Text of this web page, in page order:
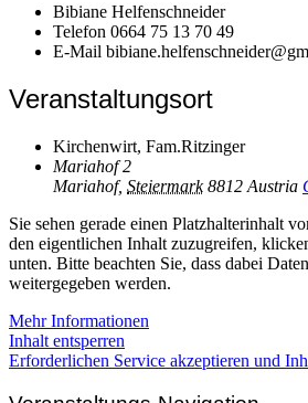
Bibiane Helfenschneider
Telefon 0664 75 13 70 49
E-Mail
Veranstaltungsort
Kirchenwirt, Fam.Ritzinger
Mariahof 2
Mariahof, Steiermark 8812 Austria
Sie sehen gerade einen Platzhalterinhalt
den eigentlichen Inhalt zuzugreifen,
unten. Bitte beachten Sie, dass dabei
weitergegeben werden.
Mehr Informationen
Inhalt entsperren
Erforderlichen Service akzeptieren und